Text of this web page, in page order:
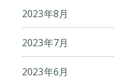
2023年8月
2023年7月
2023年6月